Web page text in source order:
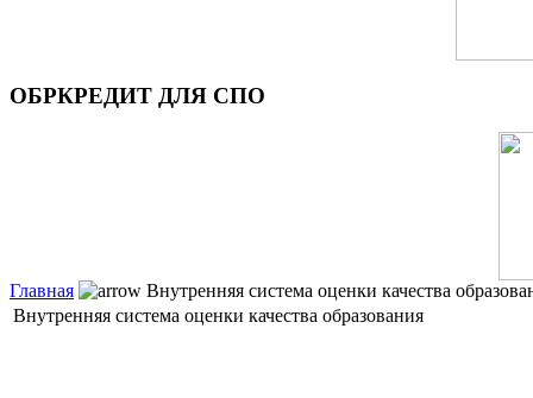
ОБРКРЕДИТ ДЛЯ СПО
Главная
Внутренняя система оценки качества
Внутренняя система оценки качества образования